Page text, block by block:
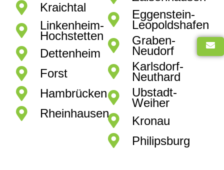
Kraichtal
Linkenheim-
Hochstetten
Dettenheim
Forst
Hambrücken
Rheinhausen
Eggenstein-
Leopoldshafen
Graben-
Neudorf
Karlsdorf-
Neuthard
Ubstadt-
Weiher
Kronau
Philipsburg